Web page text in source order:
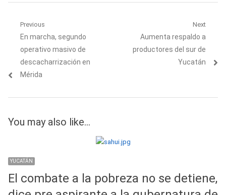
Navegación
de
entradas
Previous
Previous
post:
En marcha, segundo
operativo masivo de
descacharrización en
Mérida
Next
Next
post:
Aumenta respaldo a
productores del sur de
Yucatán
You may also like...
YUCATÁN
El combate a la pobreza no se detiene,